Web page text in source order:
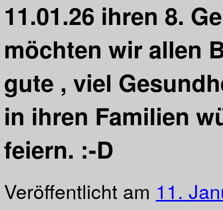
11.01.26 ihren 8.
möchten wir allen
gute , viel
in ihren Familien
feiern. :-D
Veröffentlicht am 11.